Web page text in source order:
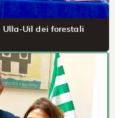
Ulla-Uil dei forestali